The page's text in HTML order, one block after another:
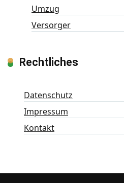
Umzug
Versorger
Rechtliches
Datenschutz
Impressum
Kontakt